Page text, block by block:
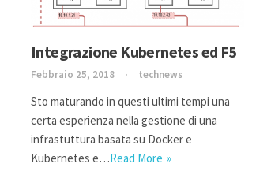
Integrazione Kubernetes ed F5
Febbraio 25, 2018 technews
Sto maturando in questi ultimi tempi una
certa esperienza nella gestione di una
infrastuttura basata su Docker e
Kubernetes e…Read More